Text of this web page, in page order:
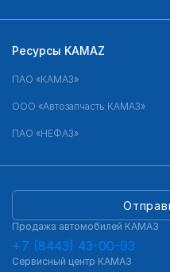
Продажа автомобилей КАМАЗ
+7 (8443) 43-00-93
Сервисный центр КАМАЗ
Ресурсы KAMAZ
ПАО «КАМАЗ»
ООО «Автозапчасть КАМАЗ»
ПАО «НЕФАЗ»